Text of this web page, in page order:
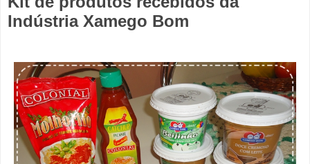
Indústria Xamego Bom